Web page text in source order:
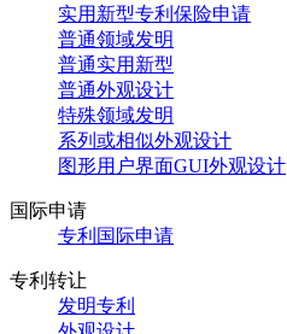
实用新型专利保险申请
普通领域发明
普通实用新型
普通外观设计
特殊领域发明
系列或相似外观设计
图形用户界面GUI外观设计
国际申请
专利国际申请
专利转让
发明专利